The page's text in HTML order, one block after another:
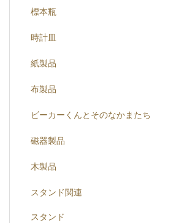
標本瓶
時計皿
紙製品
布製品
ビーカーくんとそのなかまたち
磁器製品
木製品
スタンド関連
スタンド